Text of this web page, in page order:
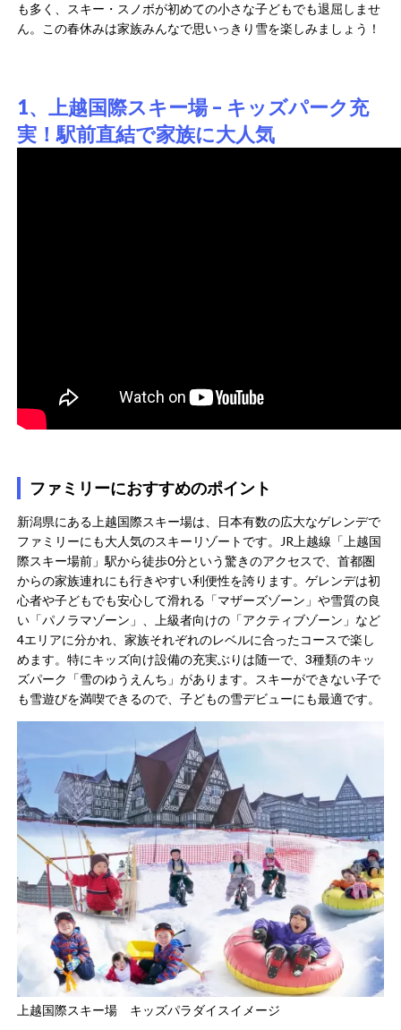
も多く、スキー・スノボが初めての小さな子どもでも退屈しませ
ん。この春休みは家族みんなで思いっきり雪を楽しみましょう！
1、上越国際スキー場 – キッズパーク充
実！駅前直結で家族に大人気
ファミリーにおすすめのポイント
新潟県にある上越国際スキー場は、日本有数の広大なゲレンデで
ファミリーにも大人気のスキーリゾートです。JR上越線「上越国
際スキー場前」駅から徒歩0分という驚きのアクセスで、首都圏
からの家族連れにも行きやすい利便性を誇ります​。ゲレンデは初
心者や子どもでも安心して滑れる「マザーズゾーン」や雪質の良
い「パノラマゾーン」、上級者向けの「アクティブゾーン」など
4エリアに分かれ、家族それぞれのレベルに合ったコースで楽し
めます。特にキッズ向け設備の充実ぶりは随一で、3種類のキッ
ズパーク「雪のゆうえんち」があります。スキーができない子で
も雪遊びを満喫できるので、子どもの雪デビューにも最適です。
上越国際スキー場 キッズパラダイスイメージ